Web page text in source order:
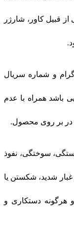
قبیل کاور، شارژر
و شماره سریال
باشد همراه با عدم
در بر روی محصول.
سوختگی، نفوذ
غبار شدید، شکستن یا
هرگونه دستکاری و